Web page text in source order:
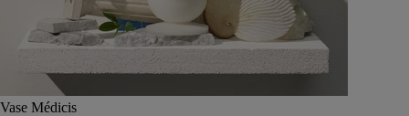
Vase Médicis